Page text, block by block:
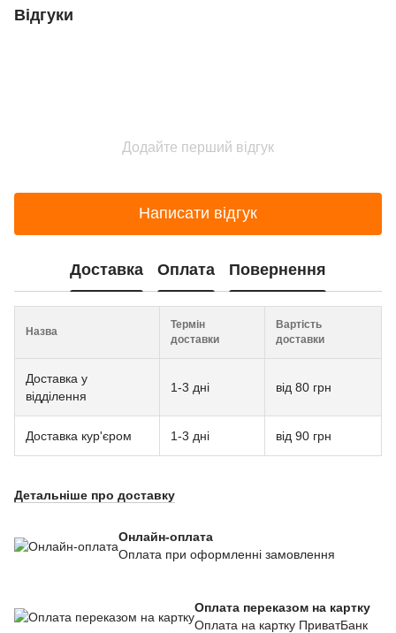
Відгуки
Додайте перший відгук
Написати відгук
Доставка Оплата Повернення
Назва
Термін
доставки
Вартість
доставки
Доставка у
відділення
1-3 дні від 80 грн
Доставка кур'єром 1-3 дні від 90 грн
Детальніше про доставку
Онлайн-оплата
Оплата при оформленні замовлення
Оплата переказом на картку
Оплата на картку ПриватБанк